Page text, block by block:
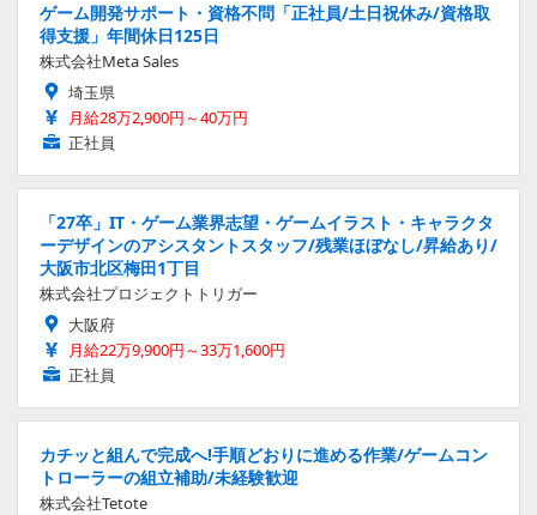
ゲーム開発サポート・資格不問「正社員/土日祝休み/資格取
得支援」年間休日125日
株式会社Meta Sales
埼玉県
月給28万2,900円～40万円
正社員
「27卒」IT・ゲーム業界志望・ゲームイラスト・キャラクタ
ーデザインのアシスタントスタッフ/残業ほぼなし/昇給あり/
大阪市北区梅田1丁目
株式会社プロジェクトトリガー
大阪府
月給22万9,900円～33万1,600円
正社員
カチッと組んで完成へ!手順どおりに進める作業/ゲームコン
トローラーの組立補助/未経験歓迎
株式会社Tetote